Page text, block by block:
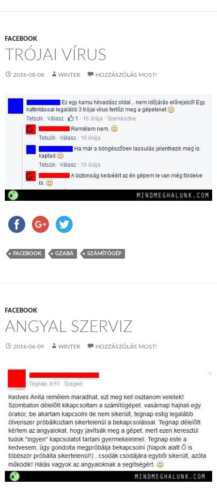
FACEBOOK
TRÓJAI VÍRUS
2016-08-08 WINTER HOZZÁSZÓLÁS MOST!
FACEBOOK GZABÁ SZÁMÍTÓGÉP
FACEBOOK
ANGYAL SZERVIZ
2016-06-09 WINTER HOZZÁSZÓLÁS MOST!